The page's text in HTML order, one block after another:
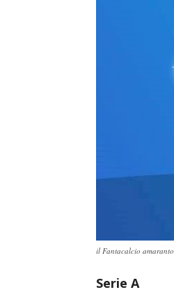
il Fantacalcio amaranto
Serie A